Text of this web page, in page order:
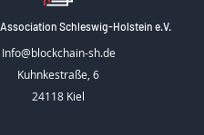
Schleswig-Holstein e.V.
Info@blockchain-sh.de
Kuhnkestraße, 6
24118 Kiel